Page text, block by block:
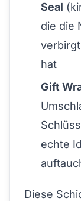
Seal
die die
hat
Gift
echte
Diese